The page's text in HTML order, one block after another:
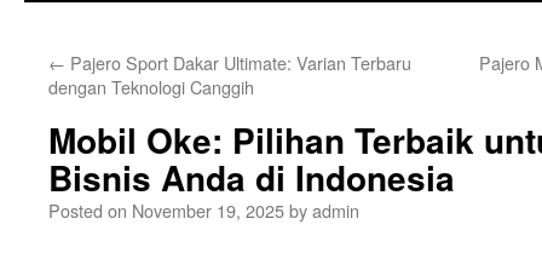
← Pajero Sport Dakar Ultimate: Varian Terbaru
dengan Teknologi Canggih
Pajero
Mobil Oke: Pilihan Terbaik
Bisnis Anda di Indonesia
Posted on November 19, 2025byadmin